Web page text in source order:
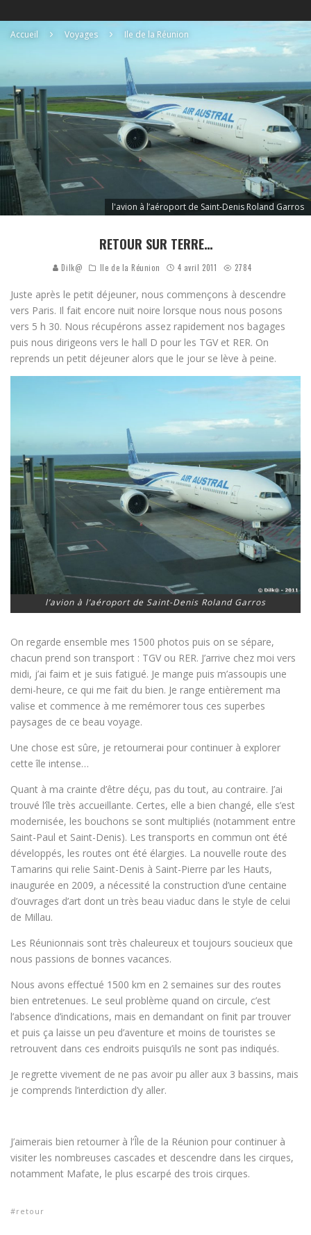
Accueil Voyages Ile de la Réunion
l'avion à l’aéroport de Saint-Denis Roland Garros
RETOUR SUR TERRE…
Dilk@ Ile de la Réunion 4 avril 2011 2784
Juste après le petit déjeuner, nous commençons à descendre
vers Paris. Il fait encore nuit noire lorsque nous nous posons
vers 5 h 30. Nous récupérons assez rapidement nos bagages
puis nous dirigeons vers le hall D pour les TGV et RER. On
reprends un petit déjeuner alors que le jour se lève à peine.
l’avion à l’aéroport de Saint-Denis Roland Garros
On regarde ensemble mes 1500 photos puis on se sépare,
chacun prend son transport : TGV ou RER. J’arrive chez moi vers
midi, j’ai faim et je suis fatigué. Je mange puis m’assoupis une
demi-heure, ce qui me fait du bien. Je range entièrement ma
valise et commence à me remémorer tous ces superbes
paysages de ce beau voyage.
Une chose est sûre, je retournerai pour continuer à explorer
cette île intense…
Quant à ma crainte d’être déçu, pas du tout, au contraire. J’ai
trouvé l’île très accueillante. Certes, elle a bien changé, elle s’est
modernisée, les bouchons se sont multipliés (notamment entre
Saint-Paul et Saint-Denis). Les transports en commun ont été
développés, les routes ont été élargies. La nouvelle route des
Tamarins qui relie Saint-Denis à Saint-Pierre par les Hauts,
inaugurée en 2009, a nécessité la construction d’une centaine
d’ouvrages d’art dont un très beau viaduc dans le style de celui
de Millau.
Les Réunionnais sont très chaleureux et toujours soucieux que
nous passions de bonnes vacances.
Nous avons effectué 1500 km en 2 semaines sur des routes
bien entretenues. Le seul problème quand on circule, c’est
l’absence d’indications, mais en demandant on finit par trouver
et puis ça laisse un peu d’aventure et moins de touristes se
retrouvent dans ces endroits puisqu’ils ne sont pas indiqués.
Je regrette vivement de ne pas avoir pu aller aux 3 bassins, mais
je comprends l’interdiction d’y aller.
J’aimerais bien retourner à l’Île de la Réunion pour continuer à
visiter les nombreuses cascades et descendre dans les cirques,
notamment Mafate, le plus escarpé des trois cirques.
retour